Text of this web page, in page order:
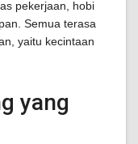
pekerjaan, hobi
Semua terasa
yaitu kecintaan
yang